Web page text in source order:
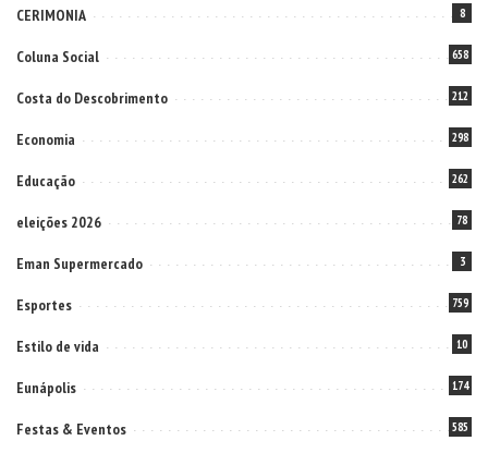
CERIMONIA 8
Coluna Social 658
Costa do Descobrimento 212
Economia 298
Educação 262
eleições 2026 78
Eman Supermercado 3
Esportes 759
Estilo de vida 10
Eunápolis 174
Festas & Eventos 585